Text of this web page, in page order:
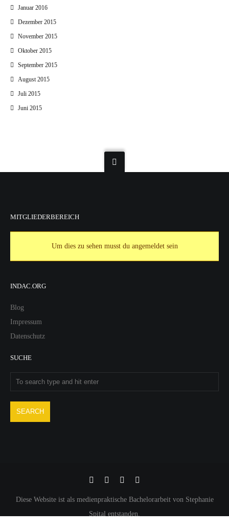
Januar 2016
Dezember 2015
November 2015
Oktober 2015
September 2015
August 2015
Juli 2015
Juni 2015
MITGLIEDERBEREICH
Um dies zu sehen musst du angemeldet sein
INDAC.ORG
Blog
Impressum
Datenschutz
SUCHE
Diese Website ist als medienpraktische Bachelorarbeit von Stephanie
Spital entstanden.